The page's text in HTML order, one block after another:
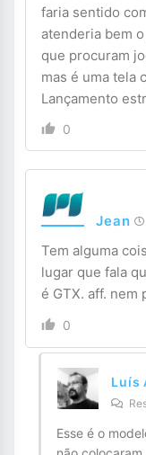
faria sentido
atenderia bem
que procuram
mas é uma tela
Lançamento
0
Jean
Tem alguma
lugar que fala
é GTX. aff.
0
Luís
Esse é o